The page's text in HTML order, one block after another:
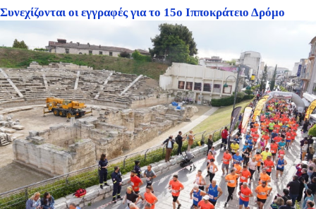
Συνεχίζονται οι εγγραφές για το 15ο Ιπποκράτειο Δρόμο